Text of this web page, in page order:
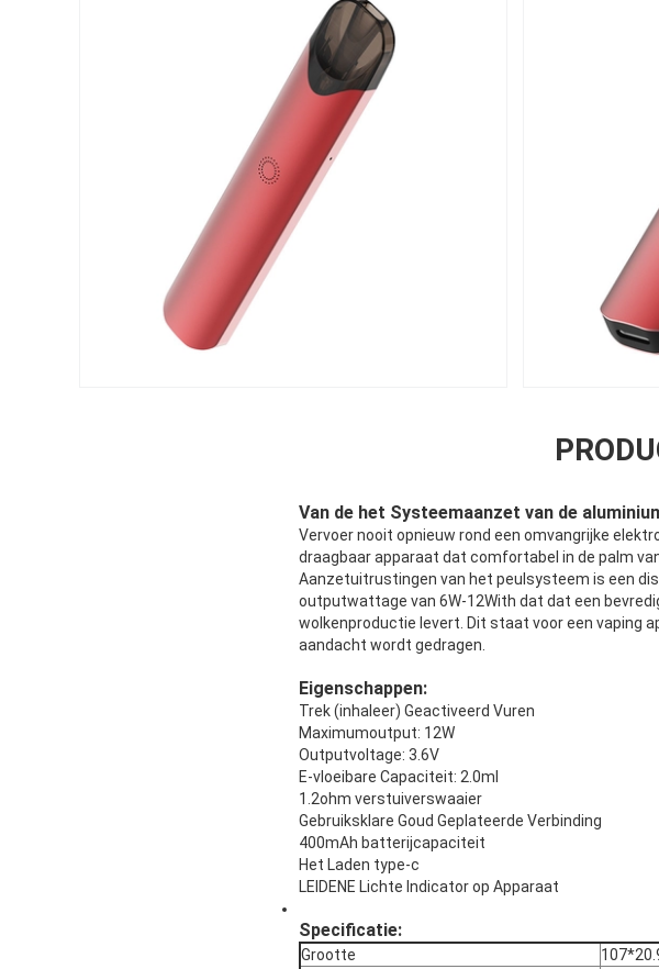
Van de het Systeemaanzet van de
Vervoer nooit opnieuw rond een omvangrijke
draagbaar apparaat dat comfortabel in de palm
Aanzetuitrustingen van het peulsysteem is een
outputwattage van 6W-12With dat dat een
wolkenproductie levert. Dit staat voor een vaping
aandacht wordt gedragen.
Eigenschappen:
Trek (inhaleer) Geactiveerd Vuren
Maximumoutput: 12W
Outputvoltage: 3.6V
E-vloeibare Capaciteit: 2.0ml
1.2ohm verstuiverswaaier
Gebruiksklare Goud Geplateerde Verbinding
400mAh batterijcapaciteit
Het Laden type-c
LEIDENE Lichte Indicator op Apparaat
Specificatie:
Grootte